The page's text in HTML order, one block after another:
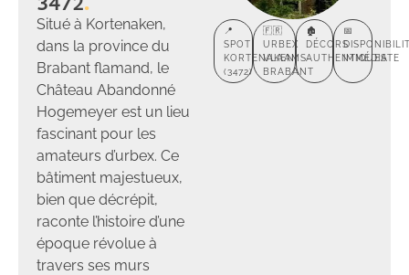
Situé à Kortenaken,
dans la province du
Brabant flamand, le
Château Abandonné
Hogemeyer est un lieu
fascinant pour les
amateurs d’urbex. Ce
bâtiment majestueux,
bien que décrépit,
raconte l’histoire d’une
époque révolue à
travers ses murs
📍
SPOT
KORTENAKEN
(3472)
🇫🇷
URBEX
VLAAMS-
BRABANT
🏚️
DÉCORS
AUTHENTIQUES
📅
IMMÉDIATE